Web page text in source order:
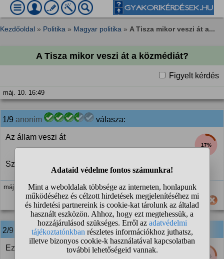
Kezdőoldal » Politika » Magyar politika » A Tisza mikor veszi át a...
A Tisza mikor veszi át a közmédiát?
Figyelt kérdés
máj. 10. 16:49
1/9 anonim válasza:
17%
Az állam veszi át
Szívesen
máj. 10. 16:51
Hasznos számodra ez a válasz?
2/9 anonim válasza:
25%
Ez engem is érdekelne.